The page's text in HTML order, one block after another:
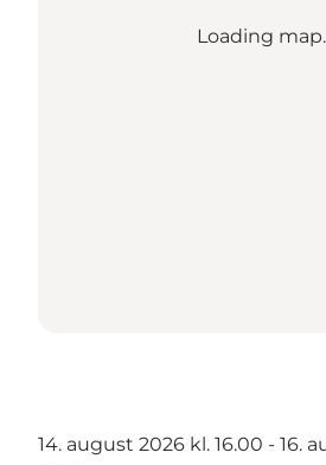
Loading
14. august 2026 kl. 16.00 - 16.